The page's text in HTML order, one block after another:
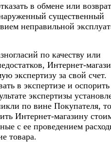
в обмене или
существенный
неправильной
по качеству или
Интернет-
экспертизу за свой счет.
в экспертизе и оспорить
экспертизы
по вине Покупателя, то
Интернет-магазину
с ее проведением
товара.